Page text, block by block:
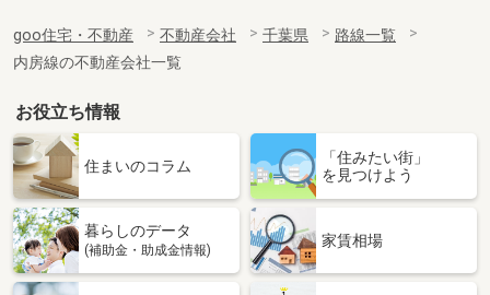
goo住宅・不動産 不動産会社 千葉県
路線一覧
内房線の不動産会社一覧
お役立ち情報
住まいのコラム
「住みたい街」
を見つけよう
暮らしのデータ
(補助金・助成金情報)
家賃相場